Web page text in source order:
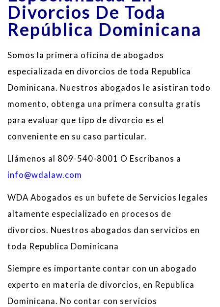
Divorcios De Toda
República Dominicana
Somos la primera oficina de abogados
especializada en divorcios de toda Republica
Dominicana. Nuestros abogados le asistiran todo
momento, obtenga una primera consulta gratis
para evaluar que tipo de divorcio es el
conveniente en su caso particular.
Llámenos al 809-540-8001 O Escribanos a
info@wdalaw.com
WDA Abogados es un bufete de Servicios legales
altamente especializado en procesos de
divorcios. Nuestros abogados dan servicios en
toda Republica Dominicana
Siempre es importante contar con un abogado
experto en materia de divorcios, en Republica
Dominicana. No contar con servicios